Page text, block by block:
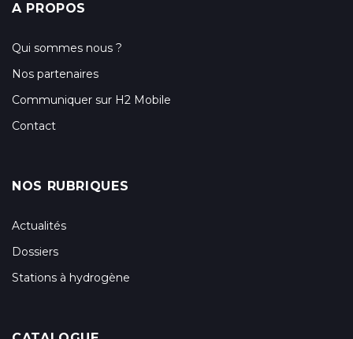
A PROPOS
Qui sommes nous ?
Nos partenaires
Communiquer sur H2 Mobile
Contact
NOS RUBRIQUES
Actualités
Dossiers
Stations à hydrogène